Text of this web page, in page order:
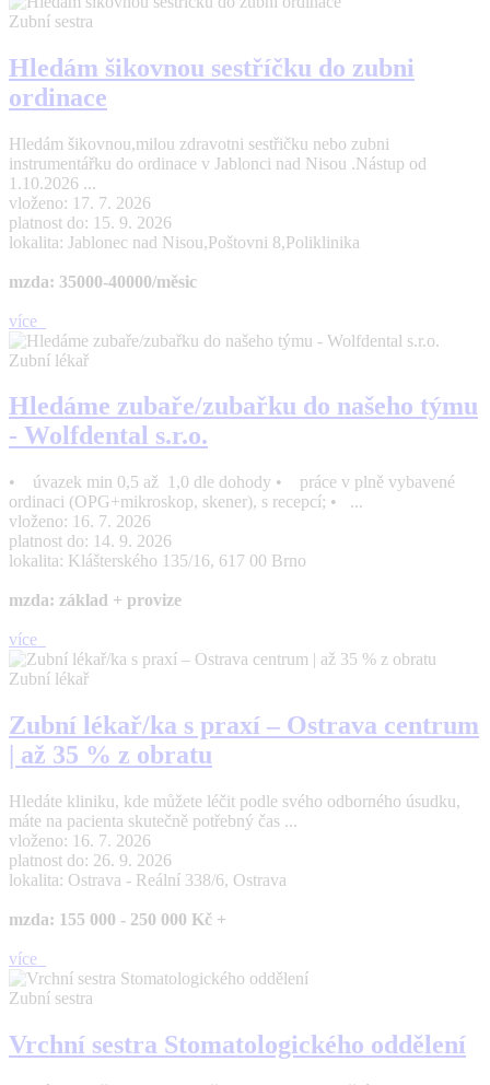
Zubní sestra
Hledám šikovnou sestříčku do zubni
ordinace
Hledám šikovnou,milou zdravotni sestřičku nebo zubni
instrumentářku do ordinace v Jablonci nad Nisou .Nástup od
1.10.2026 ...
vloženo: 17. 7. 2026
platnost do: 15. 9. 2026
lokalita: Jablonec nad Nisou,Poštovni 8,Poliklinika
mzda: 35000-40000/měsic
více
Zubní lékař
Hledáme zubaře/zubařku do našeho týmu
- Wolfdental s.r.o.
• úvazek min 0,5 až 1,0 dle dohody • práce v plně vybavené
ordinaci (OPG+mikroskop, skener), s recepcí; • ...
vloženo: 16. 7. 2026
platnost do: 14. 9. 2026
lokalita: Klášterského 135/16, 617 00 Brno
mzda: základ + provize
více
Zubní lékař
Zubní lékař/ka s praxí – Ostrava centrum
| až 35 % z obratu
Hledáte kliniku, kde můžete léčit podle svého odborného úsudku,
máte na pacienta skutečně potřebný čas ...
vloženo: 16. 7. 2026
platnost do: 26. 9. 2026
lokalita: Ostrava - Reální 338/6, Ostrava
mzda: 155 000 - 250 000 Kč +
více
Zubní sestra
Vrchní sestra Stomatologického oddělení